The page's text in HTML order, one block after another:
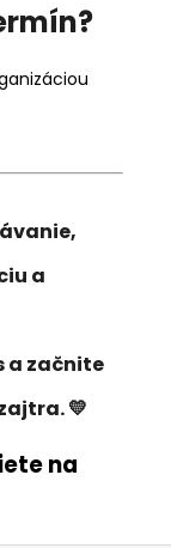
a
a začnite
💛
na